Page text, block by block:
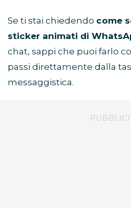
Se ti stai chiedendo come
sticker animati di
chat, sappi che puoi farlo
passi direttamente dalla
messaggistica.